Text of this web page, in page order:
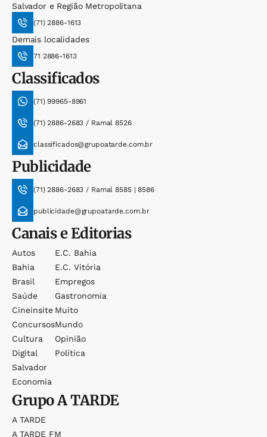
Salvador e Região Metropolitana
(71) 2886-1613
Demais localidades
71 2886-1613
Classificados
(71) 99965-8961
(71) 2886-2683 / Ramal 8526
classificados@grupoatarde.com.br
Publicidade
(71) 2886-2683 / Ramal 8585 | 8586
publicidade@grupoatarde.com.br
Canais e Editorias
Autos
Bahia
Brasil
Saúde
Cineinsite
Concursos
Cultura
Digital
Salvador
Economia
E.c. Bahia
E.c. Vitória
Empregos
Gastronomia
Muito
Mundo
Opinião
Política
GrupoA TARDE
A TARDE
A TARDE FM